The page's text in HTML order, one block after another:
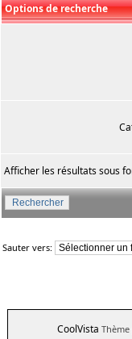
Options de recherche
Afficher les résultats sous
Sauter vers:
CoolVista